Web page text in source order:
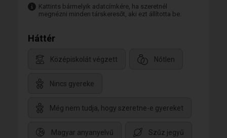
Kattints bármelyik adatcímkére, ha szeretnél
megnézni minden társkeresőt, aki ezt állította be.
Háttér
Középiskolát végzett Nőtlen
Nincs gyereke
Még nem tudja, hogy szeretne-e gyereket
Magyar anyanyelvű Szűz jegyű